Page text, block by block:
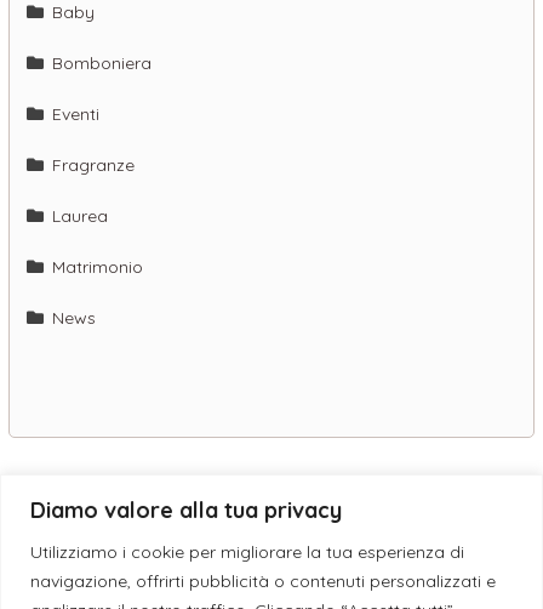
Diamo valore alla tua privacy
Utilizziamo i cookie per migliorare la tua esperienza di
navigazione, offrirti pubblicità o contenuti personalizzati e
Baby
Bomboniera
Eventi
Fragranze
Laurea
Matrimonio
News
GIACINTA | P.I. IT05198040759 - L'eleganza è un'attitudine -